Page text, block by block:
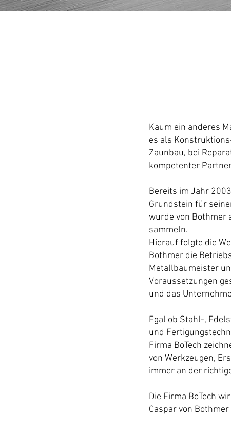
Kaum ein anderes
es als
Zaunbau, bei
kompetenter
Bereits im Jahr
Grundstein für
wurde von Bothmer
sammeln.
Hierauf folgte die
Bothmer die
Metallbaumeister
Voraussetzungen
und das
Egal ob Stahl-,
und
Firma BoTech
von Werkzeugen,
immer an der
Die Firma BoTech
Caspar von